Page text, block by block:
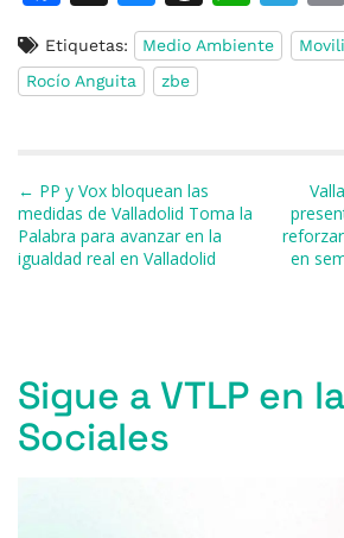
c
e
o
o
k
u
e
s
y
h
re
s
h
at
p
el
e
m
Etiquetas: Medio Ambiente
Rocío Anguita
zbe
Navegación de entradas
← PP y Vox bloquean las
medidas de Valladolid Toma la
Palabra para avanzar en la
igualdad real en Valladolid
en
Sigue a VTLP en
Sociales